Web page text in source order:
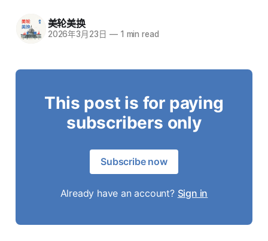
美轮美换
2026年3月23日 —1 min read
This post is for paying
subscribers only
Subscribe now
Already have an account? Sign in